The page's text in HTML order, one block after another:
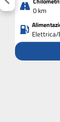
0 km
Elettrica/